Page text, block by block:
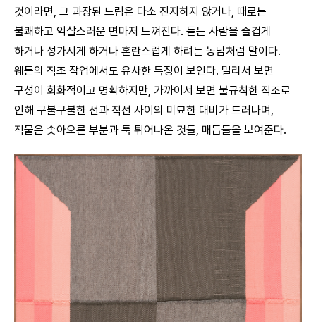
것이라면, 그 과장된 느림은 다소 진지하지 않거나, 때로는
불쾌하고 익살스러운 면마저 느껴진다. 듣는 사람을 즐겁게
하거나 성가시게 하거나 혼란스럽게 하려는 농담처럼 말이다.
웨든의 직조 작업에서도 유사한 특징이 보인다. 멀리서 보면
구성이 회화적이고 명확하지만, 가까이서 보면 불규칙한 직조로
인해 구불구불한 선과 직선 사이의 미묘한 대비가 드러나며,
직물은 솟아오른 부분과 툭 튀어나온 것들, 매듭들을 보여준다.